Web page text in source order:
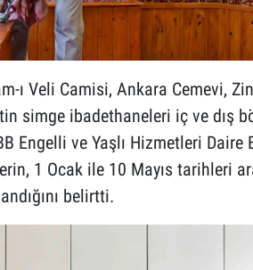
ı Veli Camisi, Ankara Cemevi,
simge ibadethaneleri iç ve dış
Engelli ve Yaşlı Hizmetleri Daire
1 Ocak ile 10 Mayıs tarihleri
belirtti.